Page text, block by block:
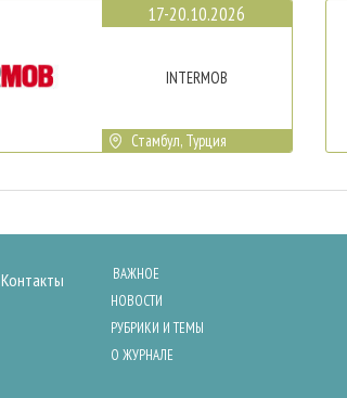
17-20.10.2026
INTERMOB
Стамбул, Турция
Контакты
ВАЖНОЕ
НОВОСТИ
РУБРИКИ И ТЕМЫ
О ЖУРНАЛЕ